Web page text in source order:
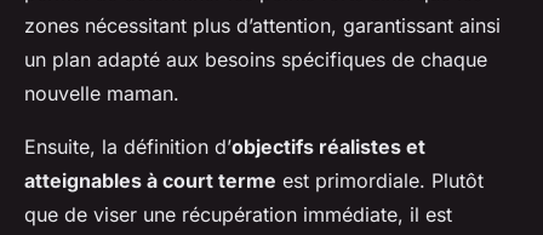
zones nécessitant plus d’attention, garantissant ainsi
un plan adapté aux besoins spécifiques de chaque
nouvelle maman.
Ensuite, la définition d’objectifs réalistes et
atteignables à court terme est primordiale. Plutôt
que de viser une récupération immédiate, il est